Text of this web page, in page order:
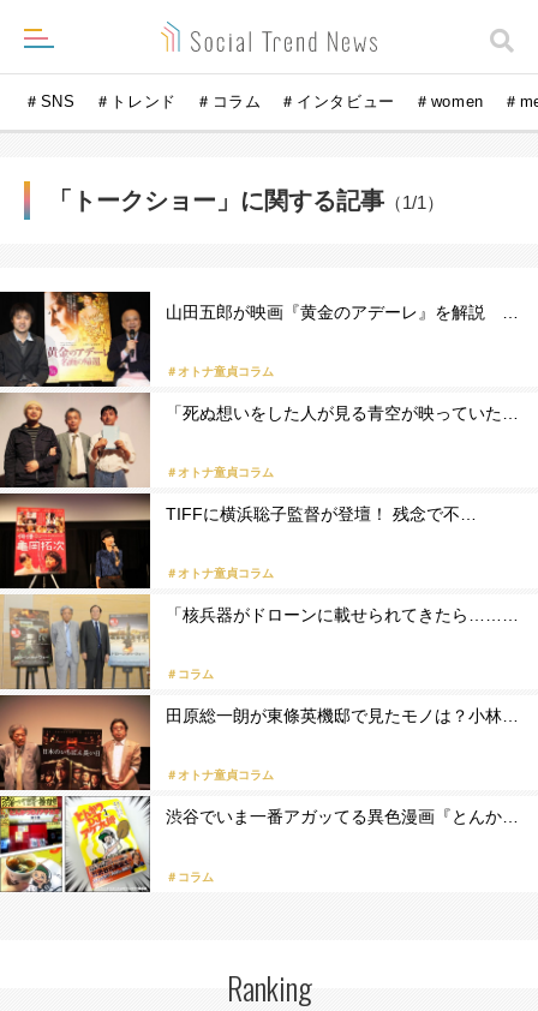
＃SNS ＃トレンド ＃コラム ＃インタビュー ＃women ＃
「トークショー」に関する記事 （1/1）
山田五郎が映画『黄金のアデーレ』を解説 …
＃オトナ童貞コラム
「死ぬ想いをした人が見る青空が映っていた…
＃オトナ童貞コラム
TIFFに横浜聡子監督が登壇！ 残念で不…
＃オトナ童貞コラム
「核兵器がドローンに載せられてきたら………
＃コラム
田原総一朗が東條英機邸で見たモノは？小林…
＃オトナ童貞コラム
渋谷でいま一番アガッてる異色漫画『とんか…
＃コラム
Ranking